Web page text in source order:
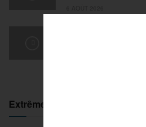
Pétanque : revivez
Extrême